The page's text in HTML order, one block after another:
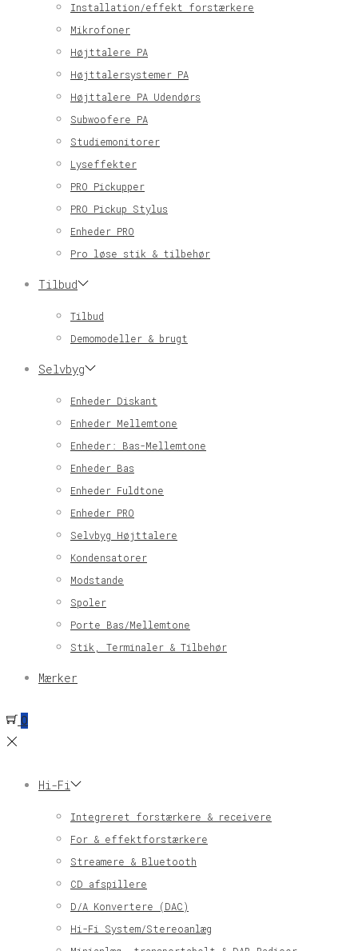
Installation/effekt forstærkere
Mikrofoner
Højttalere PA
Højttalersystemer PA
Højttalere PA Udendørs
Subwoofere PA
Studiemonitorer
Lyseffekter
PRO Pickupper
PRO Pickup Stylus
Enheder PRO
Pro løse stik & tilbehør
Tilbud
Tilbud
Demomodeller & brugt
Selvbyg
Enheder Diskant
Enheder Mellemtone
Enheder: Bas-Mellemtone
Enheder Bas
Enheder Fuldtone
Enheder PRO
Selvbyg Højttalere
Kondensatorer
Modstande
Spoler
Porte Bas/Mellemtone
Stik, Terminaler & Tilbehør
Mærker
0
Hi-Fi
Integreret forstærkere & receivere
For & effektforstærkere
Streamere & Bluetooth
CD afspillere
D/A Konvertere (DAC)
Hi-Fi System/Stereoanlæg